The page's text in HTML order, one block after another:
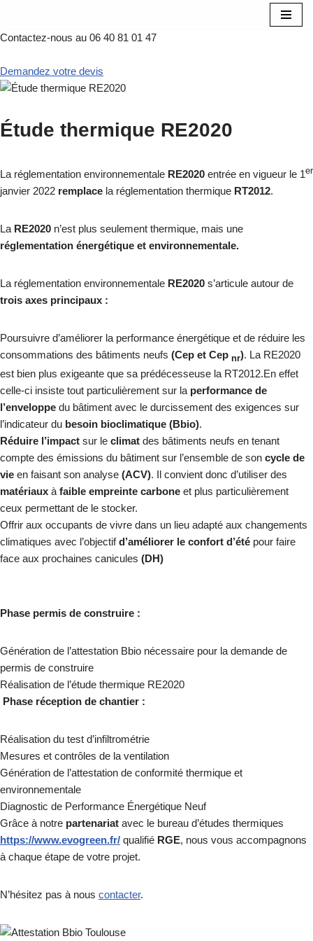
Aller
contenu
Contactez-nous au 06 40 81 01 47
Demandez votre devis
Étude thermique RE2020
La réglementation environnementale RE2020 entrée en vigueur le 1er
janvier 2022 remplace la réglementation thermique RT2012.
La RE2020 n’est plus seulement thermique, mais une
réglementation énergétique et environnementale.
La réglementation environnementale RE2020 s’articule autour de
trois axes principaux :
Poursuivre d’améliorer la performance énergétique et de réduire les
consommations des bâtiments neufs (Cep et Cep nr). La RE2020
est bien plus exigeante que sa prédécesseuse la RT2012.En effet
celle-ci insiste tout particulièrement sur la performance de
l’enveloppe du bâtiment avec le durcissement des exigences sur
l’indicateur du besoin bioclimatique (Bbio).
Réduire l’impact sur le climat des bâtiments neufs en tenant
compte des émissions du bâtiment sur l’ensemble de son cycle de
vie en faisant son analyse (ACV). Il convient donc d’utiliser des
matériaux à faible empreinte carbone et plus particulièrement
ceux permettant de le stocker.
Offrir aux occupants de vivre dans un lieu adapté aux changements
climatiques avec l’objectifd’améliorer le confort d’été pour faire
face aux prochaines canicules (DH)
Phase permis de construire :
Génération de l’attestation Bbio nécessaire pour la demande de
permis de construire
Réalisation de l’étude thermique RE2020
Phase réception de chantier :
Réalisation du test d’infiltrométrie
Mesures et contrôles de la ventilation
Génération de l’attestation de conformité thermique et
environnementale
Diagnostic de Performance Énergétique Neuf
Grâce à notre partenariat avec le bureau d’études thermiques
https://www.evogreen.fr/ qualifié RGE, nous vous accompagnons
à chaque étape de votre projet.
N’hésitez pas à nous contacter.